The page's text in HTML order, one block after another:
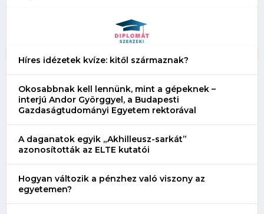
Híres idézetek kvíze: kitől származnak?
Okosabbnak kell lennünk, mint a gépeknek –
interjú Andor Györggyel, a Budapesti
Gazdaságtudományi Egyetem rektorával
A daganatok egyik „Akhilleusz-sarkát”
azonosították az ELTE kutatói
Hogyan változik a pénzhez való viszony az
egyetemen?